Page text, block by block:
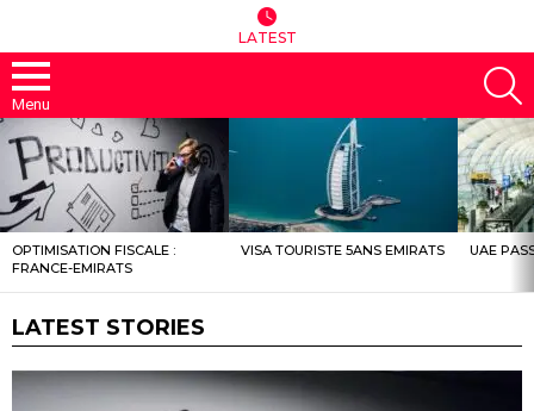
LATEST
Menu
LATEST
STORIES
OPTIMISATION FISCALE :
FRANCE-EMIRATS
VISA TOURISTE 5ANS EMIRATS UAE
LATEST STORIES